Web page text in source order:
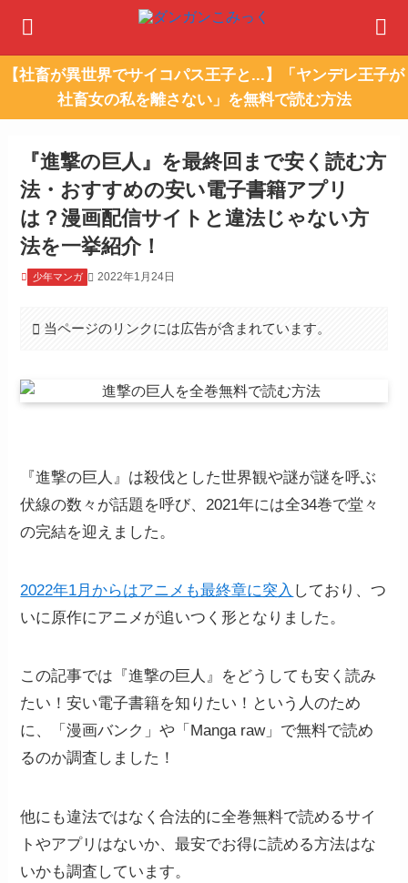
【社畜が異世界でサイコパス王子と...】「ヤンデレ王子が
社畜女の私を離さない」を無料で読む方法
『進撃の巨人』を最終回まで安く読む方
法・おすすめの安い電子書籍アプリ
は？漫画配信サイトと違法じゃない方
法を一挙紹介！
少年マンガ 2022年1月24日
当ページのリンクには広告が含まれています。
『進撃の巨人』は殺伐とした世界観や謎が謎を呼ぶ
伏線の数々が話題を呼び、2021年には全34巻で堂々
の完結を迎えました。
2022年1月からはアニメも最終章に突入 しており、つ
いに原作にアニメが追いつく形となりました。
この記事では『進撃の巨人』をどうしても安く読み
たい！安い電子書籍を知りたい！という人のため
に、「漫画バンク」や「Manga raw」で無料で読め
るのか調査しました！
他にも違法ではなく合法的に全巻無料で読めるサイ
トやアプリはないか、最安でお得に読める方法はな
いかも調査しています。